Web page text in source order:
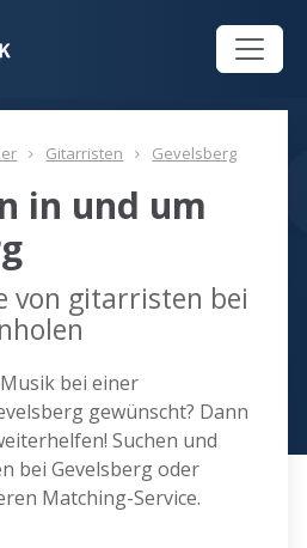
Gitarristen Gevelsberg
in und um
von gitarristen bei
bei einer
gewünscht? Dann
Suchen und
bei Gevelsberg oder
Matching-Service.